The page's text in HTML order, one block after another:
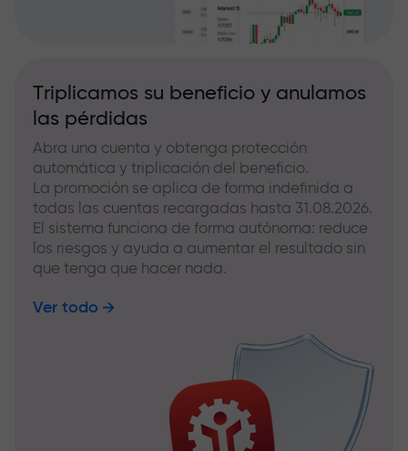
Triplicamos su beneficio y anulamos
las pérdidas
Abra una cuenta y obtenga protección
automática y triplicación del beneficio.
La promoción se aplica de forma indefinida a
todas las cuentas recargadas hasta 31.08.2026.
El sistema funciona de forma autónoma: reduce
los riesgos y ayuda a aumentar el resultado sin
que tenga que hacer nada.
Ver todo